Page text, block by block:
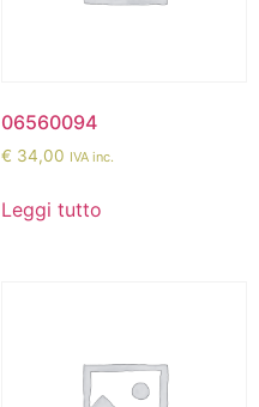
06560094
€ 34,00 IVA inc.
Leggi tutto